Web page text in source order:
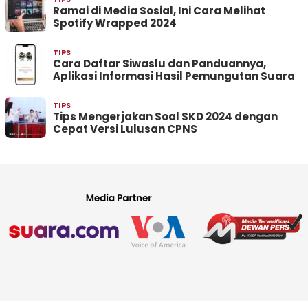
Ramai di Media Sosial, Ini Cara Melihat
Spotify Wrapped 2024
TIPS
Cara Daftar Siwaslu dan Panduannya,
Aplikasi Informasi Hasil Pemungutan Suara
TIPS
Tips Mengerjakan Soal SKD 2024 dengan
Cepat Versi Lulusan CPNS